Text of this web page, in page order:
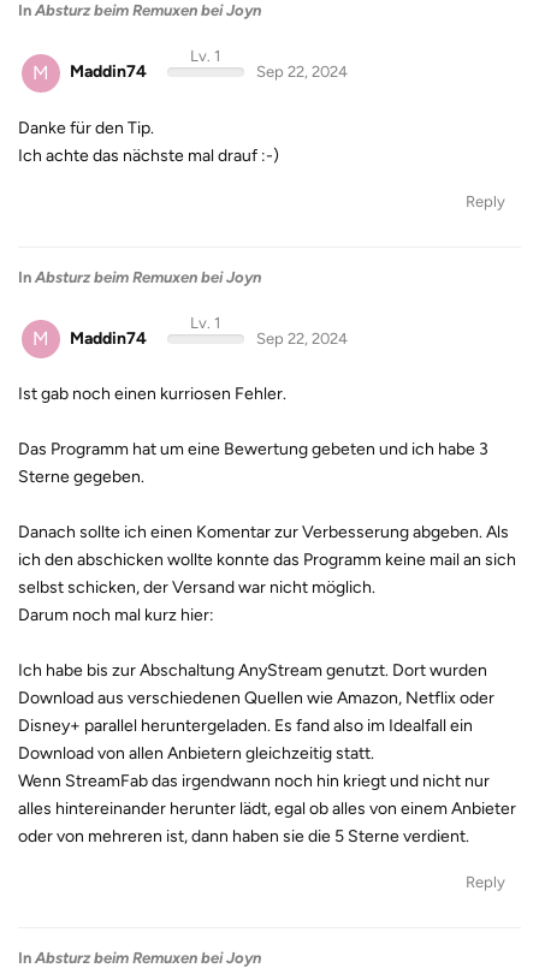
In Absturz beim Remuxen bei Joyn
M Maddin74
Lv. 1
Sep 22, 2024
Danke für den Tip.
Ich achte das nächste mal drauf :-)
Reply
In Absturz beim Remuxen bei Joyn
M Maddin74
Lv. 1
Sep 22, 2024
Ist gab noch einen kurriosen Fehler.
Das Programm hat um eine Bewertung gebeten und ich habe 3
Sterne gegeben.
Danach sollte ich einen Komentar zur Verbesserung abgeben. Als
ich den abschicken wollte konnte das Programm keine mail an sich
selbst schicken, der Versand war nicht möglich.
Darum noch mal kurz hier:
Ich habe bis zur Abschaltung AnyStream genutzt. Dort wurden
Download aus verschiedenen Quellen wie Amazon, Netflix oder
Disney+ parallel heruntergeladen. Es fand also im Idealfall ein
Download von allen Anbietern gleichzeitig statt.
Wenn StreamFab das irgendwann noch hin kriegt und nicht nur
alles hintereinander herunter lädt, egal ob alles von einem Anbieter
oder von mehreren ist, dann haben sie die 5 Sterne verdient.
Reply
In Absturz beim Remuxen bei Joyn